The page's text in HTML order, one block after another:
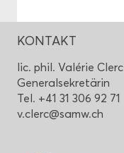
KON­TAKT
lic. phil. Valérie Clerc
Ge­ne­ral­se­kre­tä­rin
Tel. +41 31 306 92 71
v.clerc@samw.ch